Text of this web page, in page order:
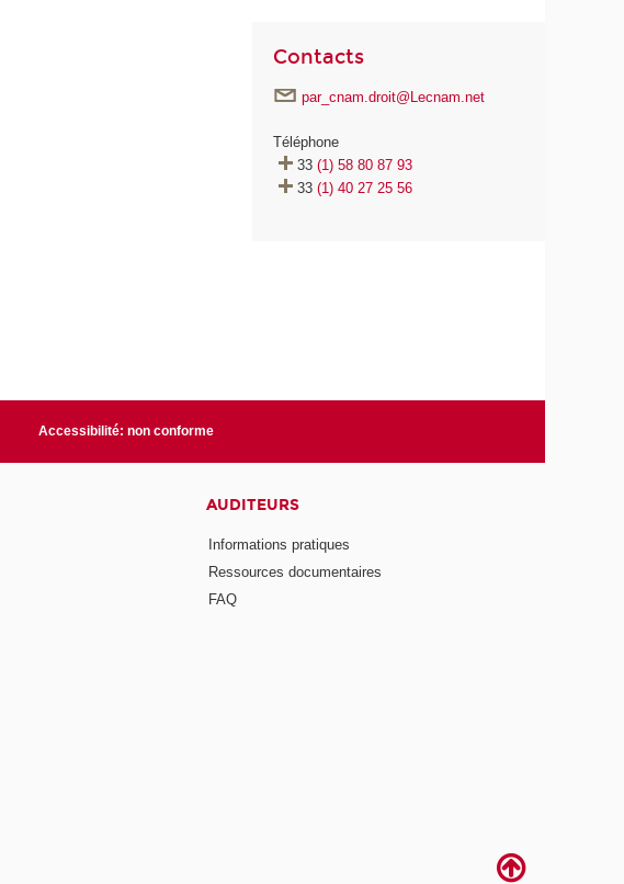
Contacts
par_cnam.droit@Lecnam.net
Téléphone
33(1) 58 80 87 93
33(1) 40 27 25 56
Accessibilité: non conforme
AUDITEURS
Informations pratiques
Ressources documentaires
FAQ